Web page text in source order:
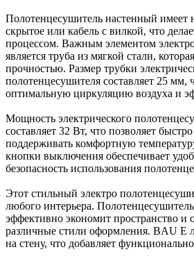
Полотенцесушитель настенный имеет
скрытое или кабель с вилкой, что
процессом. Важным элементом
является труба из мягкой стали,
прочностью. Размер трубки
полотенцесушителя составляет 25 мм,
оптимальную циркуляцию воздуха и
Мощность электрического
составляет 32 Вт, что позволяет
поддерживать комфортную
кнопки выключения обеспечивает
безопасность использования
Этот стильный электро
любого интерьера.
эффективно экономит пространство и
различные стили оформления. BAU E
на стену, что добавляет